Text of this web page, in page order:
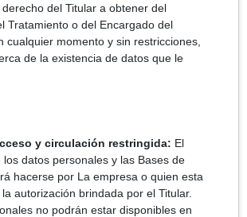
del Titular a obtener del
Tratamiento o del Encargado del
cualquier momento y sin restricciones,
de la existencia de datos que le
y circulación restringida: El
los datos personales y las Bases de
hacerse por La empresa o quien esta
autorización brindada por el Titular.
no podrán estar disponibles en